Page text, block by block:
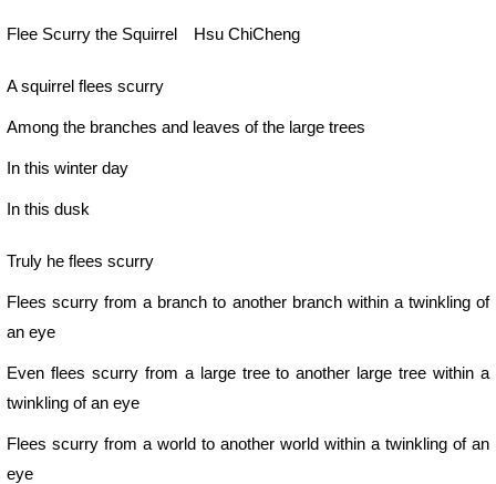
Flee Scurry the Squirrel Hsu ChiCheng
A squirrel flees scurry
Among the branches and leaves of the large trees
In this winter day
In this dusk
Truly he flees scurry
Flees scurry from a branch to another branch within a twinkling of
an eye
Even flees scurry from a large tree to another large tree within a
twinkling of an eye
Flees scurry from a world to another world within a twinkling of an
eye